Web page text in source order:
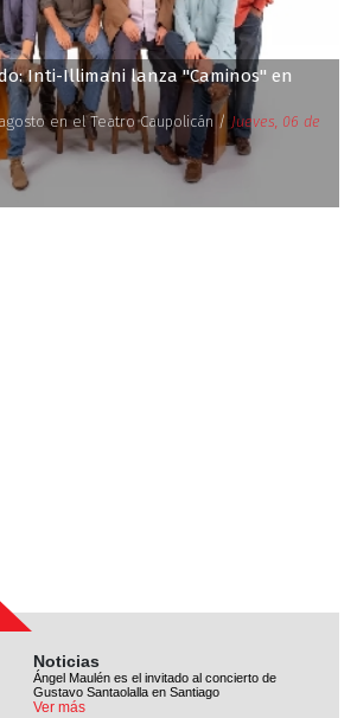
Inti-Illimani lanza ''Caminos'' en
en el Teatro Caupolicán / Jueves, 06 de
Noticias
Ángel Maulén es el invitado al concierto de
Gustavo Santaolalla en Santiago
Ver más